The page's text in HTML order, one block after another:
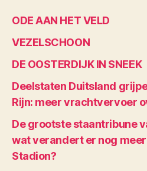
ODE AAN HET VELD
VEZELSCHOON
DE OOSTERDIJK IN SNEEK
Deelstaten Duitsland
Rijn: meer vrachtvervoer
De grootste staantribune
wat verandert er nog
Stadion?